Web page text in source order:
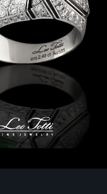
Миф
Морская
Нежное прикосновение
Нумезматика
Пантера
Папоротник
Светомузыка
Цветы, цветы
Эксклюзивные изделия
Смотреть всё